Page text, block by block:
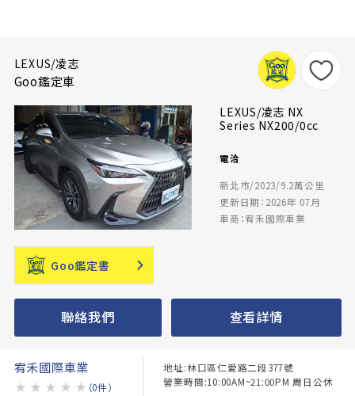
LEXUS/凌志
Goo鑑定車
LEXUS/凌志 NX
Series NX200/0cc
電洽
新北市/2023/9.2萬公里
更新日期：2026年 07月
車商：宥禾國際車業
Goo鑑定書
聯絡我們 查看詳情
宥禾國際車業
★ ★ ★ ★ ★ （0件）
地址:林口區仁愛路二段377號
營業時間:10:00AM~21:00PM 周日公休